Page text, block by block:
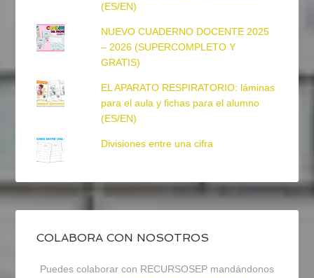
(ES/EN)
NUEVO CUADERNO DOCENTE 2025
– 2026 (SUPERCOMPLETO Y
GRATIS)
EL APARATO RESPIRATORIO: láminas
para el aula y fichas para el alumno
(ES/EN)
Divisiones entre una cifra
COLABORA CON NOSOTROS
Puedes colaborar con RECURSOSEP mandándonos